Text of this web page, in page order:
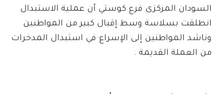
السودان المركزى فرع كوستي أن عملية الاستبدال
انطلقت بسلاسة وسط إقبال كبير من المواطنين
وناشد المواطنين إلى الإسراع في استبدال المدخرات
من العملة القديمة .